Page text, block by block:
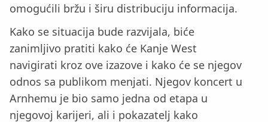
omogućili bržu i širu distribuciju informacija.
Kako se situacija bude razvijala, biće
zanimljivo pratiti kako će Kanje West
navigirati kroz ove izazove i kako će se njegov
odnos sa publikom menjati. Njegov koncert u
Arnhemu je bio samo jedna od etapa u
njegovoj karijeri, ali i pokazatelj kako